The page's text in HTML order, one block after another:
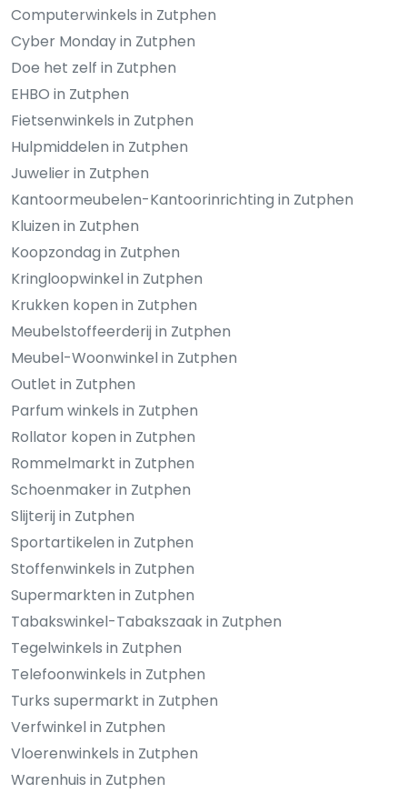
Computerwinkels in Zutphen
Cyber Monday in Zutphen
Doe het zelf in Zutphen
EHBO in Zutphen
Fietsenwinkels in Zutphen
Hulpmiddelen in Zutphen
Juwelier in Zutphen
Kantoormeubelen-Kantoorinrichting in Zutphen
Kluizen in Zutphen
Koopzondag in Zutphen
Kringloopwinkel in Zutphen
Krukken kopen in Zutphen
Meubelstoffeerderij in Zutphen
Meubel-Woonwinkel in Zutphen
Outlet in Zutphen
Parfum winkels in Zutphen
Rollator kopen in Zutphen
Rommelmarkt in Zutphen
Schoenmaker in Zutphen
Slijterij in Zutphen
Sportartikelen in Zutphen
Stoffenwinkels in Zutphen
Supermarkten in Zutphen
Tabakswinkel-Tabakszaak in Zutphen
Tegelwinkels in Zutphen
Telefoonwinkels in Zutphen
Turks supermarkt in Zutphen
Verfwinkel in Zutphen
Vloerenwinkels in Zutphen
Warenhuis in Zutphen